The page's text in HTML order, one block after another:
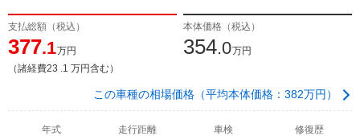
支払総額（税込）
377.1万円
（諸経費23 .1 万円含む）
本体価格（税込）
354.0万円
この車種の相場価格（平均本体価格：382万円）
年式 走行距離
車検
修復歴